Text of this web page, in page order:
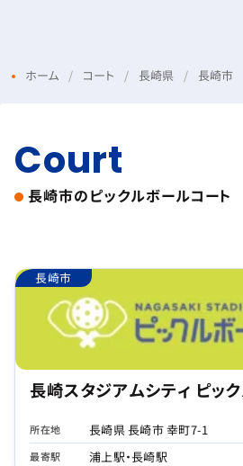
ホーム コート 長崎県 長崎市
Court
長崎市のピックルボールコート
長崎市
長崎スタジアムシティ ピッ
所在地 長崎県 長崎市 幸町7-1
最寄駅 浦上駅・長崎駅